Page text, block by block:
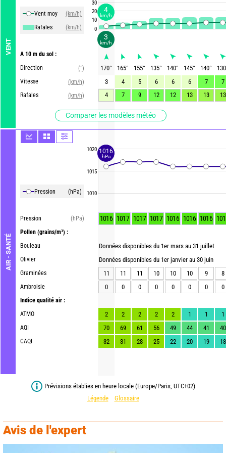
VENT
Vent moy
(km/h)
Rafales
(km/h)
A 10 m du sol :
Direction
(°)
Vitesse
(km/h)
Rafales
(km/h)
Comparer les modèles météo
AIR - SANTÉ
Pression (hPa)
Pression
(hPa)
Pollen (grains/m³) :
Bouleau
Olivier
Graminées
Ambroisie
Indice qualité air :
ATMO
AQI
CAQI
30
20
10
0
1020
1015
1010
170° 165° 155° 135° 140° 145° 140°
130
3
4 5 6 6 6 7
7
4
7 9 12 12 13 13 13
1016 1017 1017 1017 1016 1016 1016
Données disponibles du 1er mars au 31 juillet
Données disponibles du 1er janvier au 30 juin
11
11 11 10 10 10 9
8
0
0 0 0 0 0 0 0
2 2 2 2 2 1 1
1
70
69 61 56 49 44 41
40
32
31 28 25 22 20 19 18
Prévisions établies en heure locale (Europe/Paris, UTC+02)
Légende
Glossaire
Avis de l'expert
3
km/h
4
km/h
1016
hPa